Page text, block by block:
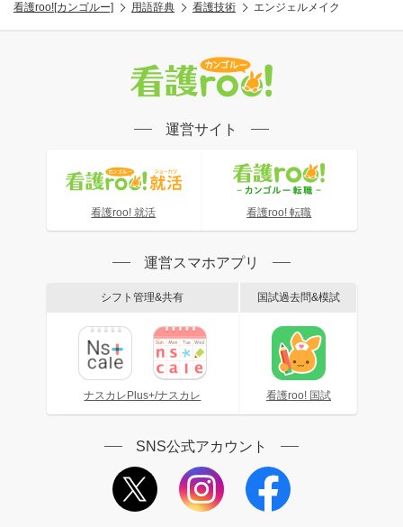
看護roo![カンゴルー] 用語辞典 看護技術 エンジェルメイク
運営サイト
看護roo! 就活 看護roo! 転職
運営スマホアプリ
シフト管理&共有
ナスカレPlus+/ナスカレ
国試過去問&模試
看護roo! 国試
SNS公式アカウント